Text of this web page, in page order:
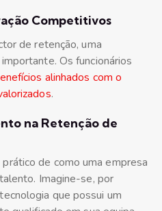
Competitivos
de retenção, uma
Os funcionários
alinhados com o
.
na Retenção de
de como uma empresa
Imagine-se, por
que possui um